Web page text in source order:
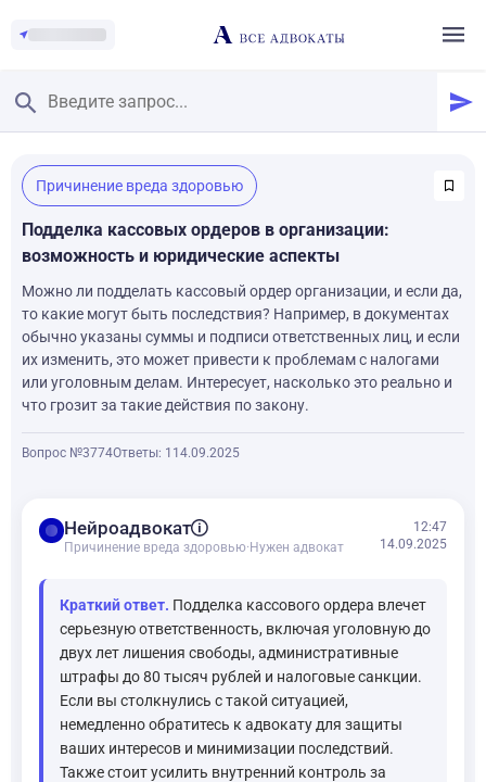
Главная
/
Смотреть заданные вопросы
/
Задать вопрос
Причинение вреда здоровью
Подделка кассовых ордеров в организации:
возможность и юридические аспекты
Можно ли подделать кассовый ордер организации, и если да,
то какие могут быть последствия? Например, в документах
обычно указаны суммы и подписи ответственных лиц, и если
их изменить, это может привести к проблемам с налогами
или уголовным делам. Интересует, насколько это реально и
что грозит за такие действия по закону.
Вопрос №3774Ответы: 1 14.09.2025
balanceНейроадвокат
Причинение вреда здоровью· Нужен адвокат
12:47
14.09.2025
Краткий ответ. Подделка кассового ордера влечет
серьезную ответственность, включая уголовную до
двух лет лишения свободы, административные
штрафы до 80 тысяч рублей и налоговые санкции.
Если вы столкнулись с такой ситуацией,
немедленно обратитесь к адвокату для защиты
ваших интересов и минимизации последствий.
Также стоит усилить внутренний контроль за